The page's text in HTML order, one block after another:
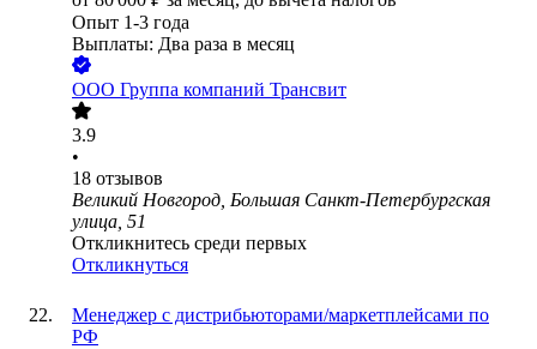
Опыт 1-3 года
Выплаты: Два раза в месяц
ООО Группа компаний Трансвит
3.9
•
18 отзывов
Великий Новгород, Большая Санкт-Петербургская
улица, 51
Откликнитесь среди первых
Откликнуться
Менеджер с дистрибьюторами/маркетплейсами по
РФ